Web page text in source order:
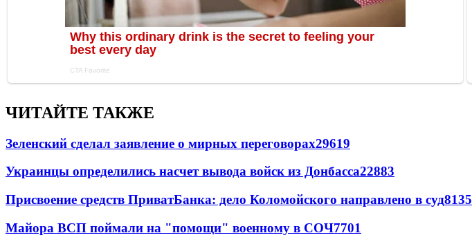
ЧИТАЙТЕ ТАКЖЕ
Зеленский сделал заявление о мирных переговорах29619
Украинцы определились насчет вывода войск из Донбасса22883
Присвоение средств ПриватБанка: дело Коломойского направлено в суд8135
Майора ВСП поймали на "помощи" военному в СОЧ7701